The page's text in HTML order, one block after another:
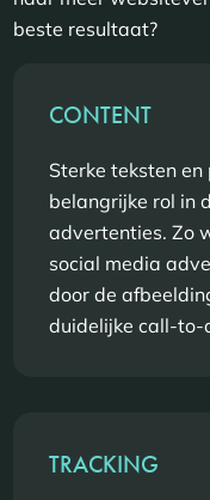
beste resultaat?
CONTENT
Sterke teksten
belangrijke rol in
advertenties. Zo
social media
door de
duidelijke call-to-
TRACKING